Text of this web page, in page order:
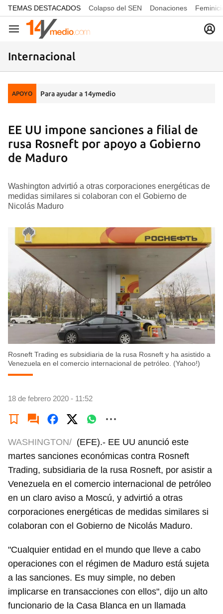
common.go-to-content
TEMAS DESTACADOS Colapso del SEN Donaciones
Navegación
Internacional
APOYO Para ayudar a 14ymedio
EE UU impone sanciones a filial de
rusa Rosneft por apoyo a Gobierno
de Maduro
Washington advirtió a otras corporaciones energéticas de
medidas similares si colaboran con el Gobierno de
Nicolás Maduro
Rosneft Trading es subsidiaria de la rusa Rosneft y ha asistido a
Venezuela en el comercio internacional de petróleo. (Yahoo!)
18 de febrero 2020 - 11:52
WASHINGTON/ (EFE).- EE UU anunció este
martes sanciones económicas contra Rosneft
Trading, subsidiaria de la rusa Rosneft, por asistir a
Venezuela en el comercio internacional de petróleo
en un claro aviso a Moscú, y advirtió a otras
corporaciones energéticas de medidas similares si
colaboran con el Gobierno de Nicolás Maduro.
"Cualquier entidad en el mundo que lleve a cabo
operaciones con el régimen de Maduro está sujeta
a las sanciones. Es muy simple, no deben
implicarse en transacciones con ellos", dijo un alto
funcionario de la Casa Blanca en un llamada